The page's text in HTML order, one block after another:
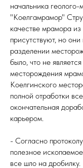
начальника
"Коелгамрамор"
качестве мрамора
присутствуют, но
разделении
было, что не
месторождения
Коелгинского
полной отработки
окончательная
карьером.
- Согласно
полезное
все шло на дробилку.